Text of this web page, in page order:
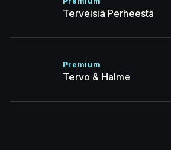
Terveisiä Perheestä
Premium
Tervo & Halme